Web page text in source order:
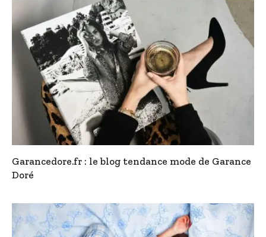
Garancedore.fr : le blog tendance mode de Garance
Doré